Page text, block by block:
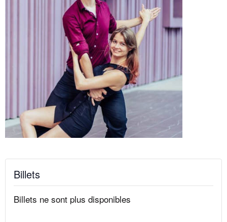
Billets
Billets ne sont plus disponibles